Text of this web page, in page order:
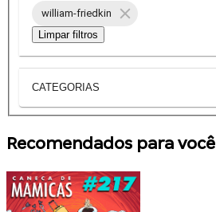
william-friedkin
Limpar filtros
CATEGORIAS
Recomendados para você